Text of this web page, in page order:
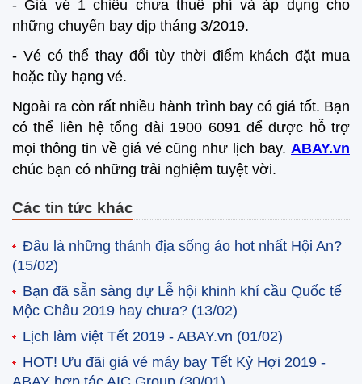
- Giá vé 1 chiều chưa thuế phí và áp dụng cho
những chuyến bay dịp tháng 3/2019.
- Vé có thể thay đổi tùy thời điểm khách đặt mua
hoặc tùy hạng vé.
Ngoài ra còn rất nhiều hành trình bay có giá tốt. Bạn
có thể liên hệ tổng đài 1900 6091 để được hỗ trợ
mọi thông tin về giá vé cũng như lịch bay. ABAY.vn
chúc bạn có những trải nghiệm tuyệt vời.
Các tin tức khác
Đâu là những thánh địa sống ảo hot nhất Hội An?
(15/02)
Bạn đã sẵn sàng dự Lễ hội khinh khí cầu Quốc tế
Mộc Châu 2019 hay chưa? (13/02)
Lịch làm việt Tết 2019 - ABAY.vn (01/02)
HOT! Ưu đãi giá vé máy bay Tết Kỷ Hợi 2019 -